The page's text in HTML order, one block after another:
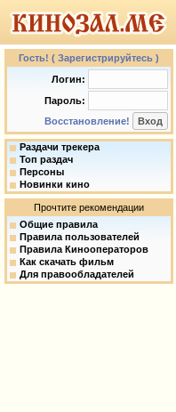
Гость! ( Зарегистрируйтесь )
Логин:
Пароль:
Восстановление!
Раздачи трекера
Топ раздач
Персоны
Новинки кино
Прочтите рекомендации
Общие правила
Правила пользователей
Правила Кинооператоров
Как скачать фильм
Для правообладателей